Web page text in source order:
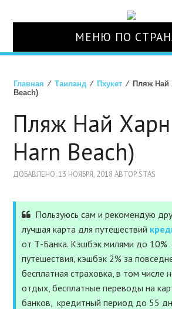
МЕНЮ ПО
СТРАНЫ
ТУРЫ
ОТЕЛИ
СТРАХОВКА
УСЛУГИ
ПОЛЕЗНОЕ
Главная ⁄Таиланд ⁄ Пхукет ⁄ Пляж Най
Beach)
Пляж Най
Harn Beach)
ДОБАВЛЕНО: 13 НОЯБРЯ, 2018 АВТОР STAS
Пользуюсь сам и рекомендую
лучшая карта для путешествий
от Т-Банка. Кэшбэк милями до 10%
путешествия, кэшбэк 2% за
бесплатная страховка, в том числе
отдых, бесплатные переводы на
банков, кредитный период до 55